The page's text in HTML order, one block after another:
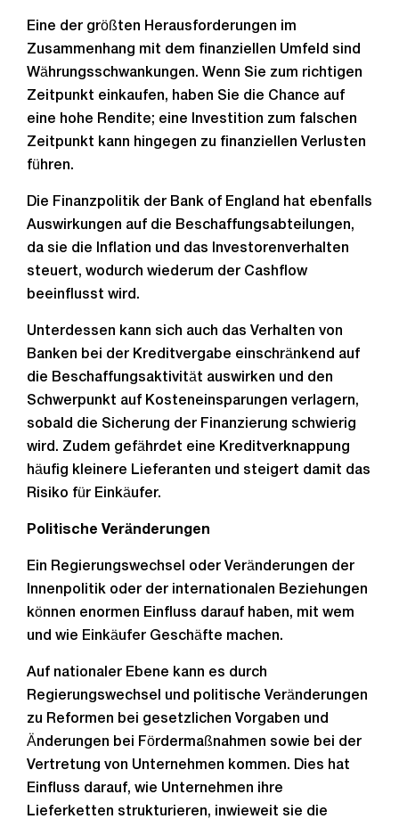
Eine der größten Herausforderungen im
Zusammenhang mit dem finanziellen Umfeld sind
Währungsschwankungen. Wenn Sie zum richtigen
Zeitpunkt einkaufen, haben Sie die Chance auf
eine hohe Rendite; eine Investition zum falschen
Zeitpunkt kann hingegen zu finanziellen Verlusten
führen.
Die Finanzpolitik der Bank of England hat ebenfalls
Auswirkungen auf die Beschaffungsabteilungen,
da sie die Inflation und das Investorenverhalten
steuert, wodurch wiederum der Cashflow
beeinflusst wird.
Unterdessen kann sich auch das Verhalten von
Banken bei der Kreditvergabe einschränkend auf
die Beschaffungsaktivität auswirken und den
Schwerpunkt auf Kosteneinsparungen verlagern,
sobald die Sicherung der Finanzierung schwierig
wird. Zudem gefährdet eine Kreditverknappung
häufig kleinere Lieferanten und steigert damit das
Risiko für Einkäufer.
Politische Veränderungen
Ein Regierungswechsel oder Veränderungen der
Innenpolitik oder der internationalen Beziehungen
können enormen Einfluss darauf haben, mit wem
und wie Einkäufer Geschäfte machen.
Auf nationaler Ebene kann es durch
Regierungswechsel und politische Veränderungen
zu Reformen bei gesetzlichen Vorgaben und
Änderungen bei Fördermaßnahmen sowie bei der
Vertretung von Unternehmen kommen. Dies hat
Einfluss darauf, wie Unternehmen ihre
Lieferketten strukturieren, inwieweit sie die